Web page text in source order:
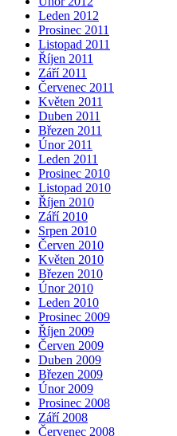
Leden 2012
Prosinec 2011
Listopad 2011
Říjen 2011
Září 2011
Červenec 2011
Květen 2011
Duben 2011
Březen 2011
Únor 2011
Leden 2011
Prosinec 2010
Listopad 2010
Říjen 2010
Září 2010
Srpen 2010
Červen 2010
Květen 2010
Březen 2010
Únor 2010
Leden 2010
Prosinec 2009
Říjen 2009
Červen 2009
Duben 2009
Březen 2009
Únor 2009
Prosinec 2008
Září 2008
Červenec 2008